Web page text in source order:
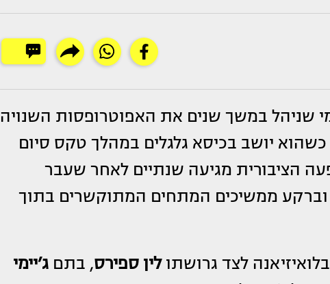
שניהל במשך שנים את האפוטרופסות השנויה
יושב בכיסא גלגלים במהלך טקס סיום
הציבורית מגיעה שנתיים לאחר שעבר
וברקע ממשיכים המתחים המתוקשרים בתוך
לין ספירס, בתם ג’יימי